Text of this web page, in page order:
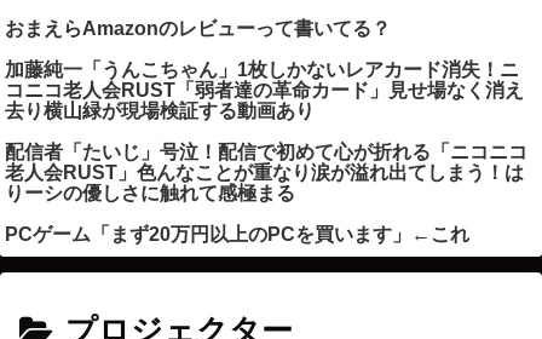
おまえらAmazonのレビューって書いてる？
加藤純一「うんこちゃん」1枚しかないレアカード消失！ニ
コニコ老人会RUST「弱者達の革命カード」見せ場なく消え
去り横山緑が現場検証する動画あり
配信者「たいじ」号泣！配信で初めて心が折れる「ニコニコ
老人会RUST」色んなことが重なり涙が溢れ出てしまう！は
りーシの優しさに触れて感極まる
PCゲーム「まず20万円以上のPCを買います」←これ
プロジェクター